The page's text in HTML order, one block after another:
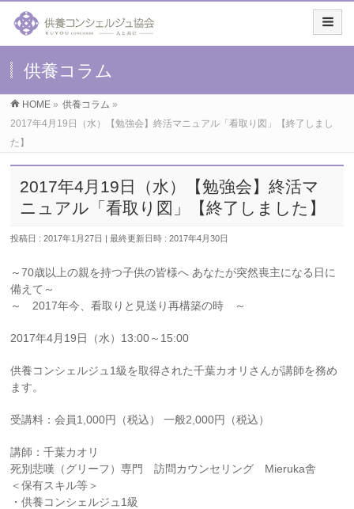
供養コラム
HOME » 供養コラム »
2017年4月19日（水）【勉強会】終活マニュアル「看取り図」【終了しまし
た】
2017年4月19日（水）【勉強会】終活マ
ニュアル「看取り図」【終了しました】
投稿日 : 2017年1月27日 最終更新日時 : 2017年4月30日
～70歳以上の親を持つ子供の皆様へ あなたが突然喪主になる日に
備えて～
～ 2017年今、看取りと見送り再構築の時 ～
2017年4月19日（水）13:00～15:00
供養コンシェルジュ1級を取得された千葉カオリさんが講師を務め
ます。
受講料：会員1,000円（税込） 一般2,000円（税込）
講師：千葉カオリ
死別悲嘆（グリーフ）専門 訪問カウンセリング Mieruka舎
＜保有スキル等＞
・供養コンシェルジュ1級